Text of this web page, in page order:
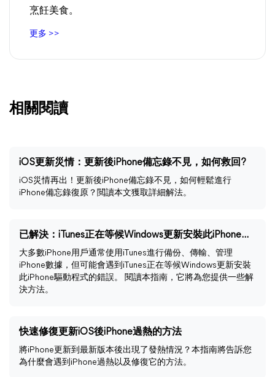
烹飪美食。
更多 >>
相關閱讀
iOS更新災情：更新後iPhone備忘錄不見，如何救回?
iOS災情再出！更新後iPhone備忘錄不見，如何輕鬆進行
iPhone備忘錄復原？閲讀本文獲取詳細解法。
已解決：iTunes正在等候Windows更新安裝此iPhone驅動程式
大多數iPhone用戶通常使用iTunes進行備份、傳輸、管理
iPhone數據，但可能會遇到iTunes正在等候Windows更新安裝
此iPhone驅動程式的錯誤。 閱讀本指南，它將為您提供一些解
決方法。
快速修復更新iOS後iPhone過熱的方法
將iPhone更新到最新版本後出現了發熱情況？本指南將告訴您
為什麼會遇到iPhone過熱以及修復它的方法。